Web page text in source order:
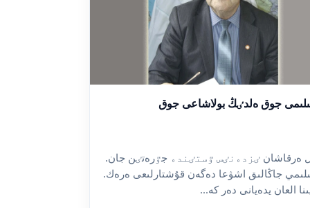
جوق ەلدٸڭ بولاشاعى جوق
ەرقاشان ٸزدەنٸس ٷستٸندە جٷرەتٸن جان.
جاڭالىق اشۋعا دەگەن قۇشتارلىعى ەرەك.
العان يدەيانى دەر كە...